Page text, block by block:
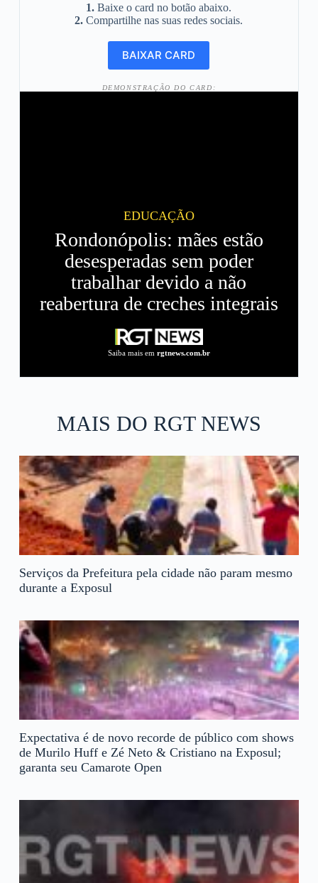
1. Baixe o card no botão abaixo.
2. Compartilhe nas suas redes sociais.
DEMONSTRAÇÃO DO CARD:
EDUCAÇÃO
Rondonópolis: mães estão
desesperadas sem poder
trabalhar devido a não
reabertura de creches integrais
Saiba mais em rgtnews.com.br
MAIS DO RGT NEWS
Serviços da Prefeitura pela cidade não param mesmo
durante a Exposul
Expectativa é de novo recorde de público com shows
de Murilo Huff e Zé Neto & Cristiano na Exposul;
garanta seu Camarote Open